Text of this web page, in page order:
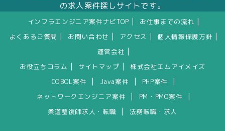
の求人案件探しサイトです。
インフラエンジニア案件ナビTOP お仕事までの流れ
よくあるご質問 お問い合わせ アクセス 個人情報保護方針
運営会社
お役立ちコラム サイトマップ
株式会社エムアイメイズ
COBOL案件
Java案件 PHP案件
ネットワークエンジニア案件 PM・PMO案件
柔道整復師求人・転職 法務転職・求人